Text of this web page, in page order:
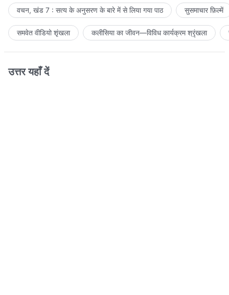
वचन, खंड 7 : सत्य के अनुसरण के बारे में से लिया गया पाठ सुसमाचार फ़िल्में
समवेत वीडियो शृंखला कलीसिया का जीवन—विविध कार्यक्रम श्रृंखला
उत्तर यहाँ दें